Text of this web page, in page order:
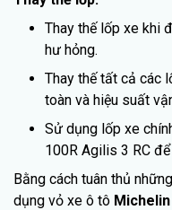
Thay thế lốp xe khi
hư hỏng.
Thay thế tất cả các
toàn và hiệu suất
Sử dụng lốp xe
100R Agilis 3 RC để
Bằng cách tuân thủ
dụng vỏ xe ô tô Michelin